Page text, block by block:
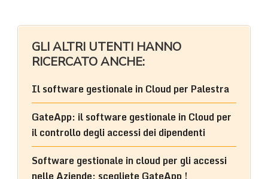
GLI ALTRI UTENTI HANNO
RICERCATO ANCHE:
Il software gestionale in Cloud per Palestra
GateApp: il software gestionale in Cloud per
il controllo degli accessi dei dipendenti
Software gestionale in cloud per gli accessi